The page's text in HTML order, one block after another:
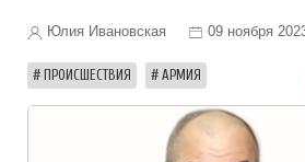
Юлия Ивановская 09 ноября
ПРОИСШЕСТВИЯ АРМИЯ